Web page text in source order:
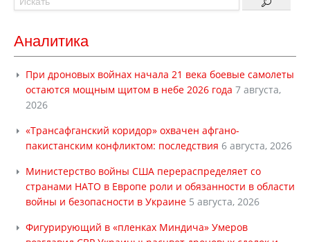
Аналитика
При дроновых войнах начала 21 века боевые самолеты
остаются мощным щитом в небе 2026 года 7 августа,
2026
«Трансафганский коридор» охвачен афгано-
пакистанским конфликтом: последствия 6 августа, 2026
Министерство войны США перераспределяет со
странами НАТО в Европе роли и обязанности в области
войны и безопасности в Украине 5 августа, 2026
Фигурирующий в «пленках Миндича» Умеров